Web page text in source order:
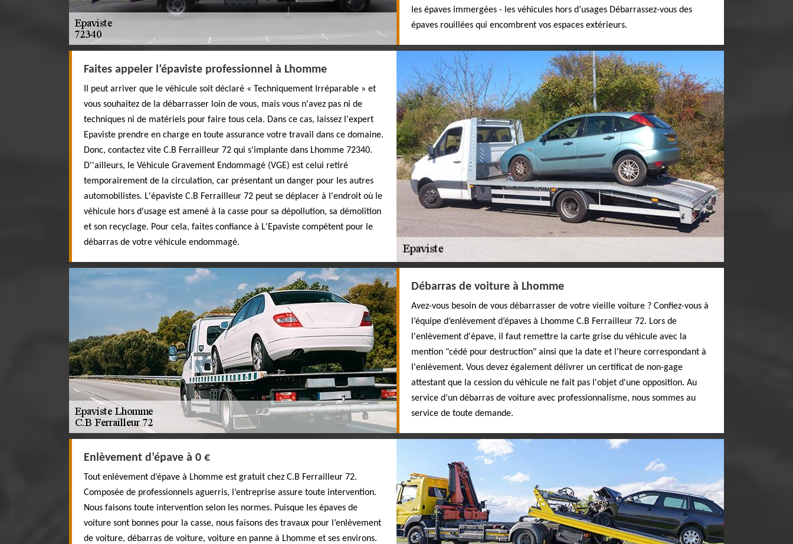
les épaves immergées - les véhicules hors d’usages Débarrassez-vous des
épaves rouillées qui encombrent vos espaces extérieurs.
Faites appeler l’épaviste professionnel à Lhomme
Il peut arriver que le véhicule soit déclaré « Techniquement Irréparable » et
vous souhaitez de la débarrasser loin de vous, mais vous n'avez pas ni de
techniques ni de matériels pour faire tous cela. Dans ce cas, laissez l'expert
Epaviste prendre en charge en toute assurance votre travail dans ce domaine.
Donc, contactez vite C.B Ferrailleur 72 qui s'implante dans Lhomme 72340.
D''ailleurs, le Véhicule Gravement Endommagé (VGE) est celui retiré
temporairement de la circulation, car présentant un danger pour les autres
automobilistes. L'épaviste C.B Ferrailleur 72 peut se déplacer à l'endroit où le
véhicule hors d'usage est amené à la casse pour sa dépollution, sa démolition
et son recyclage. Pour cela, faites confiance à L'Epaviste compétent pour le
débarras de votre véhicule endommagé.
Débarras de voiture à Lhomme
Avez-vous besoin de vous débarrasser de votre vieille voiture ? Confiez-vous à
l’équipe d’enlèvement d’épaves à Lhomme C.B Ferrailleur 72. Lors de
l'enlèvement d'épave, il faut remettre la carte grise du véhicule avec la
mention "cédé pour destruction" ainsi que la date et l'heure correspondant à
l'enlèvement. Vous devez également délivrer un certificat de non-gage
attestant que la cession du véhicule ne fait pas l'objet d'une opposition. Au
service d’un débarras de voiture avec professionnalisme, nous sommes au
service de toute demande.
Enlèvement d’épave à 0 €
Tout enlèvement d’épave à Lhomme est gratuit chez C.B Ferrailleur 72.
Composée de professionnels aguerris, l’entreprise assure toute intervention.
Nous faisons toute intervention selon les normes. Puisque les épaves de
voiture sont bonnes pour la casse, nous faisons des travaux pour l’enlèvement
de voiture, débarras de voiture, voiture en panne à Lhomme et ses environs.